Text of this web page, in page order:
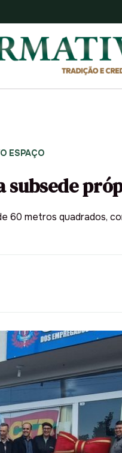
ESPAÇO
60 metros quadrados,